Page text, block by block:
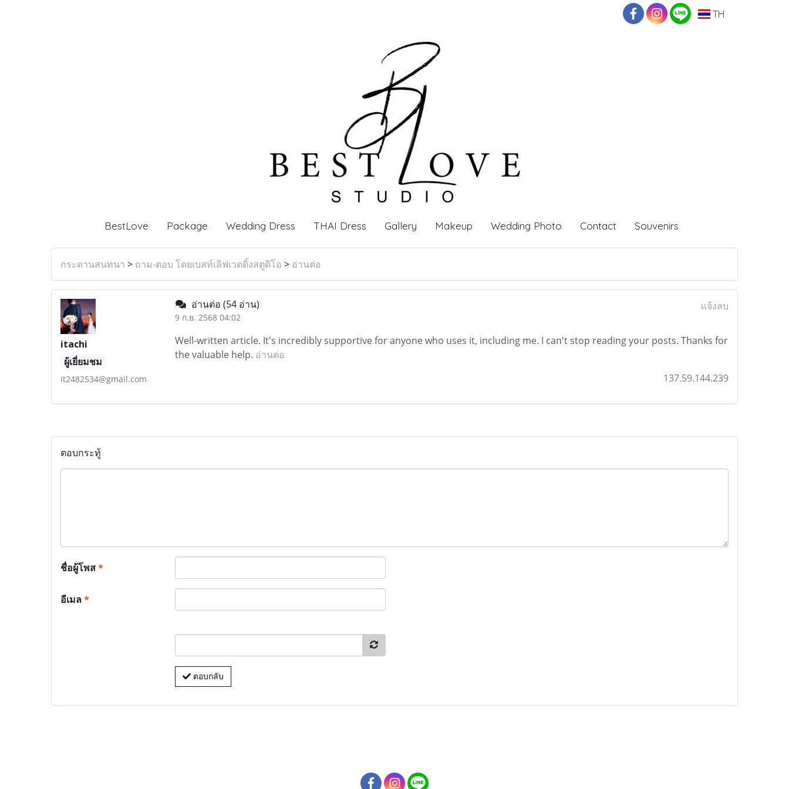
TH
BestLove Package Wedding Dress THAI Dress Gallery Makeup Wedding Photo Contact Souvenirs
กระดานสนทนา > ถาม-ตอบ โดยเบสท์เลิฟเวดดิ้งสตูดิโอ > อ่านต่อ
itachi
ผู้เยี่ยมชม
it2482534@gmail.com
อ่านต่อ (54 อ่าน)
9 ก.ย. 2568 04:02
แจ้งลบ
Well-written article. It's incredibly supportive for anyone who uses it, including me. I can't stop reading your posts. Thanks for
the valuable help. อ่านต่อ
137.59.144.239
ตอบกระทู้
ชื่อผู้โพส*
อีเมล*
ตอบกลับ